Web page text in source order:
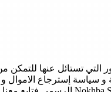
التي تستائل عنها
و سياسة إسترجاع